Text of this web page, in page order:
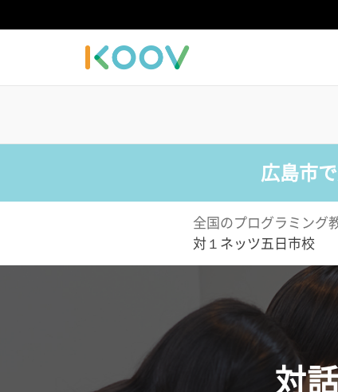
広島市
全国のプログラミング
対１ネッツ五日市校
対